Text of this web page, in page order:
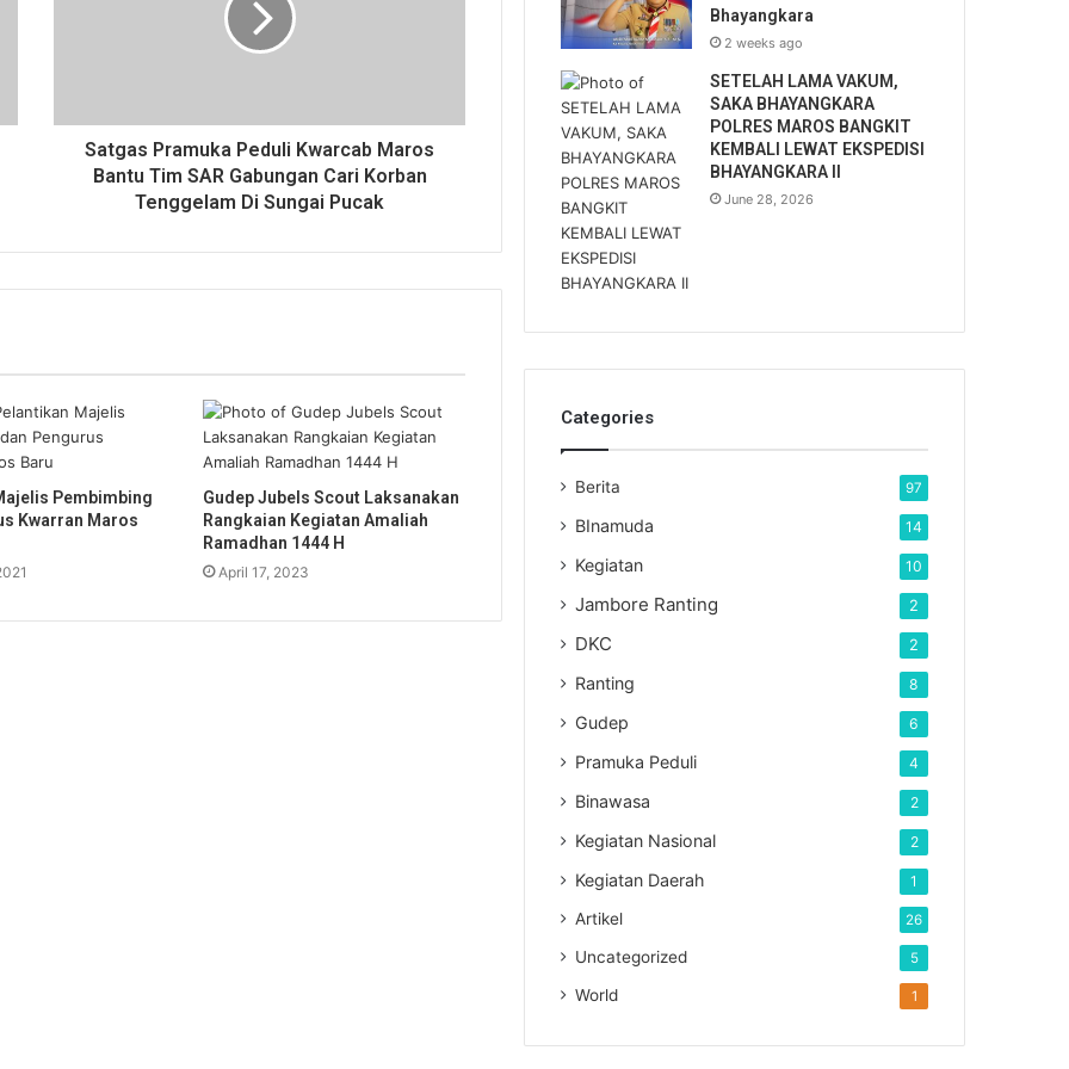
Satgas Pramuka Peduli Kwarcab Maros
Bantu Tim SAR Gabungan Cari Korban
Tenggelam Di Sungai Pucak
Pembimbing
Kwarran Maros
Gudep Jubels Scout Laksanakan
Rangkaian Kegiatan Amaliah
Ramadhan 1444 H
April 17, 2023
Bhayangkara
2 weeks ago
SETELAH LAMA VAKUM,
SAKA BHAYANGKARA
POLRES MAROS BANGKIT
KEMBALI LEWAT EKSPEDISI
BHAYANGKARA II
June 28, 2026
Categories
Berita 97
BInamuda 14
Kegiatan 10
Jambore Ranting 2
DKC 2
Ranting 8
Gudep 6
Pramuka Peduli 4
Binawasa 2
Kegiatan Nasional 2
Kegiatan Daerah 1
Artikel 26
Uncategorized 5
World 1